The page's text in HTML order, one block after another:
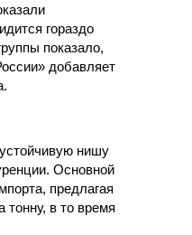
гораздо
показало,
добавляет
нишу
Основной
предлагая
в то время